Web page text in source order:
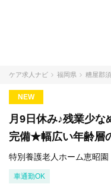
ケア求人ナビ 福岡県 糟屋郡
NEW
月9日休み♪残業少
完備★幅広い年齢層
特別養護老人ホーム恵昭園
車通勤OK